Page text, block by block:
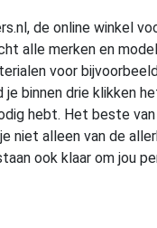
de online winkel
alle merken en
voor
je binnen drie klikken
hebt. Het beste van
niet alleen van de
ook klaar om jou